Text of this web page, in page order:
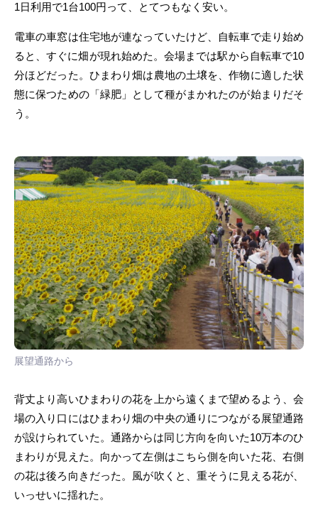
1日利用で1台100円って、とてつもなく安い。
電車の車窓は住宅地が連なっていたけど、自転車で走り始め
ると、すぐに畑が現れ始めた。会場までは駅から自転車で10
分ほどだった。ひまわり畑は農地の土壌を、作物に適した状
態に保つための「緑肥」として種がまかれたのが始まりだそ
う。
展望通路から
背丈より高いひまわりの花を上から遠くまで望めるよう、会
場の入り口にはひまわり畑の中央の通りにつながる展望通路
が設けられていた。通路からは同じ方向を向いた10万本のひ
まわりが見えた。向かって左側はこちら側を向いた花、右側
の花は後ろ向きだった。風が吹くと、重そうに見える花が、
いっせいに揺れた。